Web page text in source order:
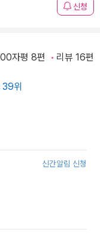
신청
자평 8편 리뷰 16편
39위
신간알림 신청